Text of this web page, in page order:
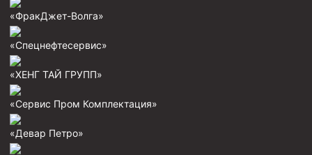
Пробки цементировочные
Скребки корончатые СК и тросовые СТ
Башмаки колонные
Инструмент для бурения и КРС (ловильный, аварийный)
«ФракДжет-Волга»
«Спецнефтесервис»
«ХЕНГ ТАЙ ГРУПП»
«Сервис Пром Комплектация»
«Девар Петро»